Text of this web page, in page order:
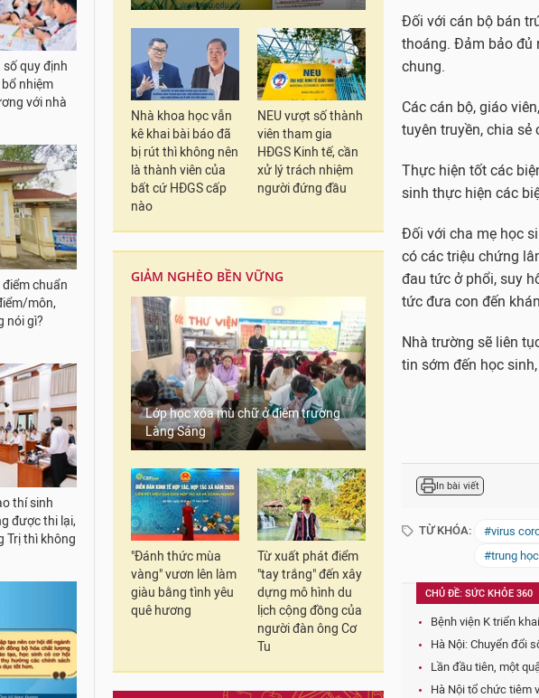
số quy định
nhiệm
với nhà
chuẩn
môn,
nói gì?
thí sinh
được thi lại,
Trị thì không
Nhà khoa học vẫn
kê khai bài báo đã
bị rút thì không nên
là thành viên của
bất cứ HĐGS cấp
nào
NEU vượt số thành
viên tham gia
HĐGS Kinh tế, cần
xử lý trách nhiệm
người đứng đầu
GIẢM NGHÈO BỀN VỮNG
Lớp học xóa mù chữ ở điểm trường
Làng Sáng
"Đánh thức mùa
vàng" vươn lên làm
giàu bằng tình yêu
quê hương
Từ xuất phát điểm
"tay trắng" đến xây
dựng mô hình du
lịch cộng đồng của
người đàn ông Cơ
Tu
Đối với cán bộ bán
thoáng. Đảm bảo đủ
chung.
Các cán bộ, giáo
tuyên truyền, chia
Thực hiện tốt các
sinh thực hiện các
Đối với cha mẹ học
có các triệu chứng
đau tức ở phổi, suy
tức đưa con đến
Nhà trường sẽ liên
tin sớm đến học
In bài viết
TỪ KHÓA:
#virus
#trung
CHỦ ĐỀ: SỨC KHỎE 360
Bệnh viện K triển
Hà Nội: Chuyển đổi
Lần đầu tiên, một
Hà Nội tổ chức tiêm